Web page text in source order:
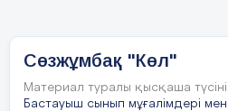
Сөзжұмбақ "Көл"
Материал туралы қысқаша
Бастауыш сынып мұғалімдері